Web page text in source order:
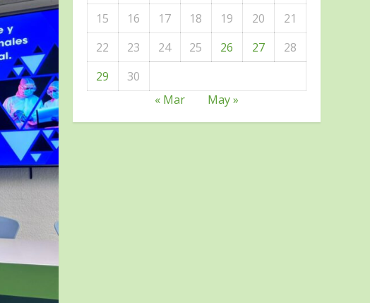
15
16 17 18 19 20
21
22
23 24 25 26 27
28
29
30
« Mar
May »